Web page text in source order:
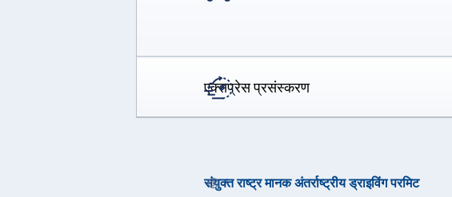
एक्सप्रेस प्रसंस्करण
संयुक्त राष्ट्र मानक अंतर्राष्ट्रीय ड्राइविंग परमिट